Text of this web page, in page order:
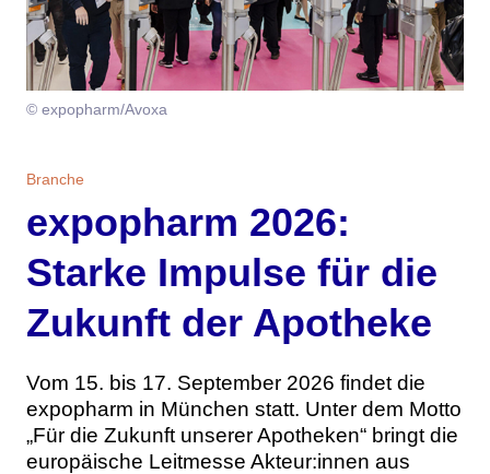
Mediadaten
Themen
Branche
Studien
Digital Health
Aktuelle Ausgabe
Ausgabenarchiv
Abonnement
Kontakt
Team
© expopharm/Avoxa
Branche
expopharm 2026:
Starke Impulse für die
Zukunft der Apotheke
Vom 15. bis 17. September 2026 findet die
expopharm in München statt. Unter dem Motto
„Für die Zukunft unserer Apotheken“ bringt die
europäische Leitmesse Akteur:innen aus